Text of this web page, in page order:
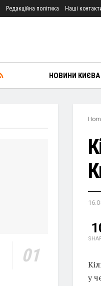
Редакційна політика Наші
НОВИНИ КИЄВА
у